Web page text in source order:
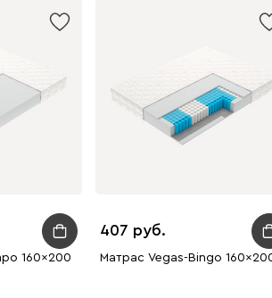
160x200
407
Матрас Vegas-Bingo